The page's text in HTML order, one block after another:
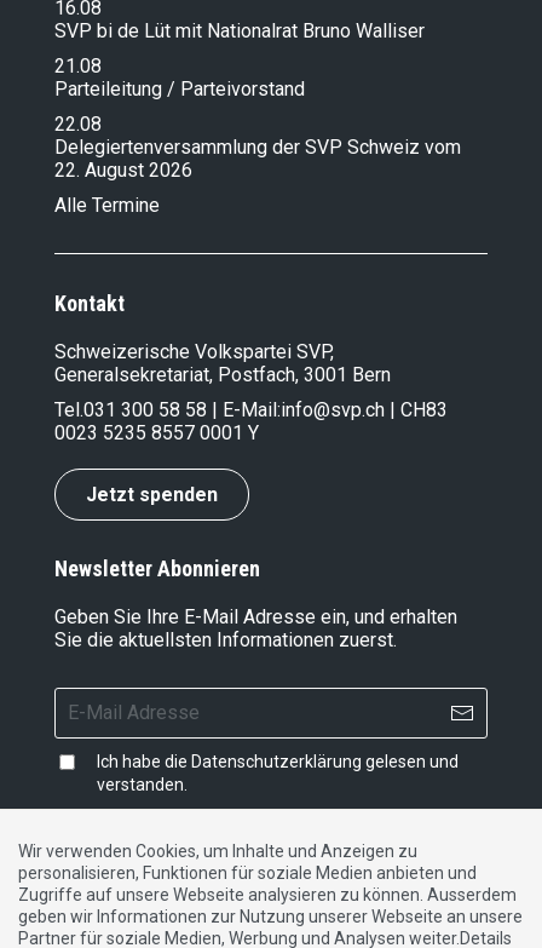
16.08
SVP bi de Lüt mit Nationalrat Bruno Walliser
21.08
Parteileitung / Parteivorstand
22.08
Delegiertenversammlung der SVP Schweiz vom
22. August 2026
Alle Termine
Kontakt
Schweizerische Volkspartei SVP,
Generalsekretariat, Postfach, 3001 Bern
Tel.031 300 58 58 | E-Mail:info@svp.ch | CH83
0023 5235 8557 0001 Y
Jetzt spenden
Newsletter Abonnieren
Geben Sie Ihre E-Mail Adresse ein, und erhalten
Sie die aktuellsten Informationen zuerst.
Ich habe die Datenschutzerklärung gelesen und
verstanden.
Impressum |Datenschutzerklärung|Kontakt
DE FR IT
Wir verwenden Cookies, um Inhalte und Anzeigen zu
personalisieren, Funktionen für soziale Medien anbieten und
Zugriffe auf unsere Webseite analysieren zu können. Ausserdem
geben wir Informationen zur Nutzung unserer Webseite an unsere
Partner für soziale Medien, Werbung und Analysen weiter.Details